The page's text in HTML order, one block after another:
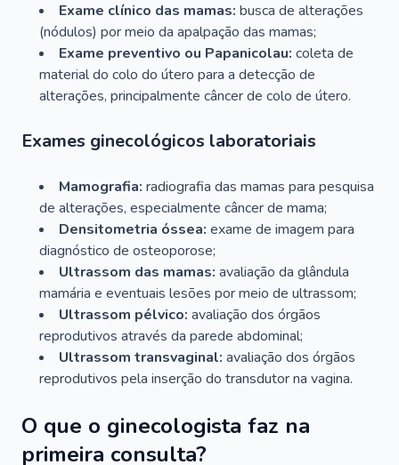
Exame clínico das mamas: busca de alterações
(nódulos) por meio da apalpação das mamas;
Exame preventivo ou Papanicolau: coleta de
material do colo do útero para a detecção de
alterações, principalmente câncer de colo de útero.
Exames ginecológicos laboratoriais
Mamografia: radiografia das mamas para pesquisa
de alterações, especialmente câncer de mama;
Densitometria óssea: exame de imagem para
diagnóstico de osteoporose;
Ultrassom das mamas: avaliação da glândula
mamária e eventuais lesões por meio de ultrassom;
Ultrassom pélvico: avaliação dos órgãos
reprodutivos através da parede abdominal;
Ultrassom transvaginal: avaliação dos órgãos
reprodutivos pela inserção do transdutor na vagina.
O que o ginecologista faz na
primeira consulta?